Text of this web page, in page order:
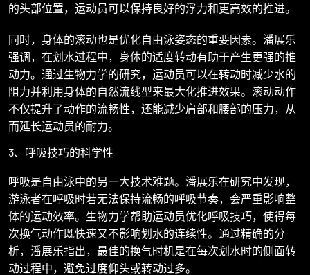
的头部位置，运动员可以保持良好的浮力和更高效的推进。
同时，身体的滚动也是优化自由泳姿态的重要因素。潘展乐
强调，在划水过程中，身体的适度转动有助于产生更强的推
动力。通过生物力学的研究，运动员可以在转动时减少水的
阻力并利用身体的自然流线型来最大化推进效果。滚动动作
不仅提升了动作的流畅性，还能减少肩部和腰部的压力，从
而延长运动员的耐力。
3、呼吸技巧的科学性
呼吸是自由泳中的另一大技术难题。潘展乐在研究中发现，
游泳者在呼吸时若无法保持流畅的呼吸节奏，会严重影响整
体的运动效率。生物力学帮助运动员优化呼吸技巧，使得每
次换气动作既快速又不影响划水的连续性。通过精确的分
析，潘展乐指出，最佳的换气时机是在每次划水时的侧面转
动过程中，避免过度仰头或转动过多。